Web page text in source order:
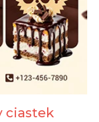
ciastek